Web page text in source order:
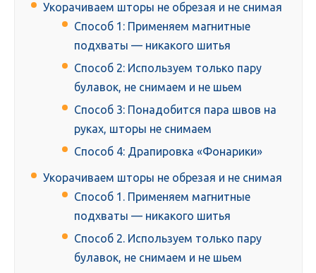
Укорачиваем шторы не обрезая и не снимая
Способ 1: Применяем магнитные
подхваты — никакого шитья
Способ 2: Используем только пару
булавок, не снимаем и не шьем
Способ 3: Понадобится пара швов на
руках, шторы не снимаем
Способ 4: Драпировка «Фонарики»
Укорачиваем шторы не обрезая и не снимая
Способ 1. Применяем магнитные
подхваты — никакого шитья
Способ 2. Используем только пару
булавок, не снимаем и не шьем